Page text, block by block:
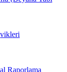
Raporlama